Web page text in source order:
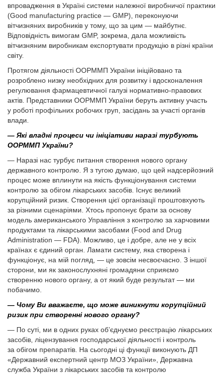
впровадження в Україні системи належної виробничої практики
(Good manufacturing practice — GMP), переконуючи
вітчизняних виробників у тому, що за цим — майбутнє.
Відповідність вимогам GMP, зокрема, дала можливість
вітчизняним виробникам експортувати продукцію в різні країни
світу.
Протягом діяльності ООРММП України ініційовано та
розроблено низку необхідних для розвитку і вдосконалення
регулювання фармацевтичної галузі нормативно-правових
актів. Представники ООРММП України беруть активну участь
у роботі профільних робочих груп, засідань за участі органів
влади.
— Які владні процеси чи ініціативи наразі турбують
ООРММП України?
— Наразі нас турбує питання створення нового органу
державного контролю. Я з тугою думаю, що цей надсерйозний
процес може вплинути на якість функціонування системи
контролю за обігом лікарських засобів. Існує великий
корупційний ризик. Створення цієї організації проштовхують
за різними сценаріями. Хтось пропонує брати за основу
модель американського Управління з контролю за харчовими
продуктами та лікарськими засобами (Food and Drug
Administration — FDA). Можливо, це і добре, але не у всіх
країнах є єдиний орган. Ламати систему, яка створена і
функціонує, на мій погляд, — це зовсім несвоєчасно. З іншої
сторони, ми як законо­слухняні громадяни сприяємо
створенню нового органу, а от який буде результат — ми
побачимо.
— Чому Ви вважаєте, що може виникнути корупційний
ризик при створенні нового органу?
— По суті, ми в одних руках об’єднуємо реєстрацію лікарських
засобів, ліцензування господарської діяльності і контроль
за обігом препаратів. На сьогодні ці функції виконують ДП
«Державний експертний центр МОЗ України», Державна
служба України з лікарських засобів та контролю